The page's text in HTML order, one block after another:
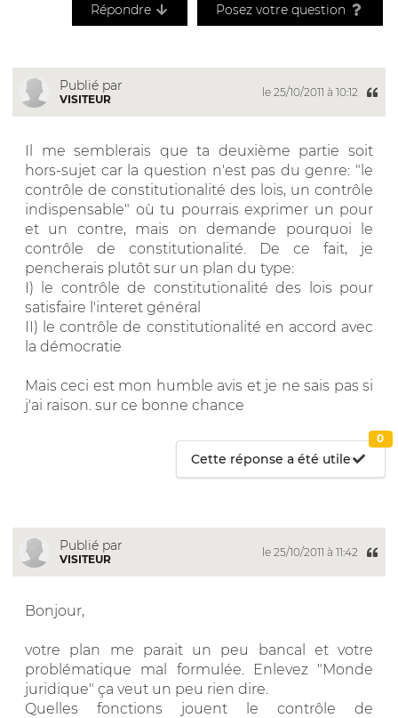
Répondre Posez votre question
Publié par
VISITEUR
le 25/10/2011 à 10:12
Il me semblerais que ta deuxième partie soit
hors-sujet car la question n'est pas du genre: "le
contrôle de constitutionalité des lois, un contrôle
indispensable" où tu pourrais exprimer un pour
et un contre, mais on demande pourquoi le
contrôle de constitutionalité. De ce fait, je
pencherais plutôt sur un plan du type:
I) le contrôle de constitutionalité des lois pour
satisfaire l'interet général
II) le contrôle de constitutionalité en accord avec
la démocratie
Mais ceci est mon humble avis et je ne sais pas si
j'ai raison. sur ce bonne chance
Cette réponse a été utile
0
Publié par
VISITEUR
le 25/10/2011 à 11:42
Bonjour,
votre plan me parait un peu bancal et votre
problématique mal formulée. Enlevez "Monde
juridique" ça veut un peu rien dire.
Quelles fonctions jouent le contrôle de